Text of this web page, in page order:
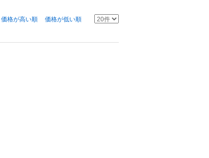
価格が高い順 価格が低い順